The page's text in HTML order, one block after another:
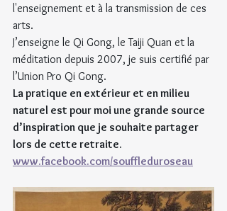
l'enseignement et à la transmission de ces
arts.
J’enseigne le Qi Gong, le Taiji Quan et la
méditation depuis 2007, je suis certifié par
l’Union Pro Qi Gong.
La pratique en extérieur et en milieu
naturel est pour moi une grande source
d’inspiration que je souhaite partager
lors de cette retraite.
www.facebook.com/souffleduroseau